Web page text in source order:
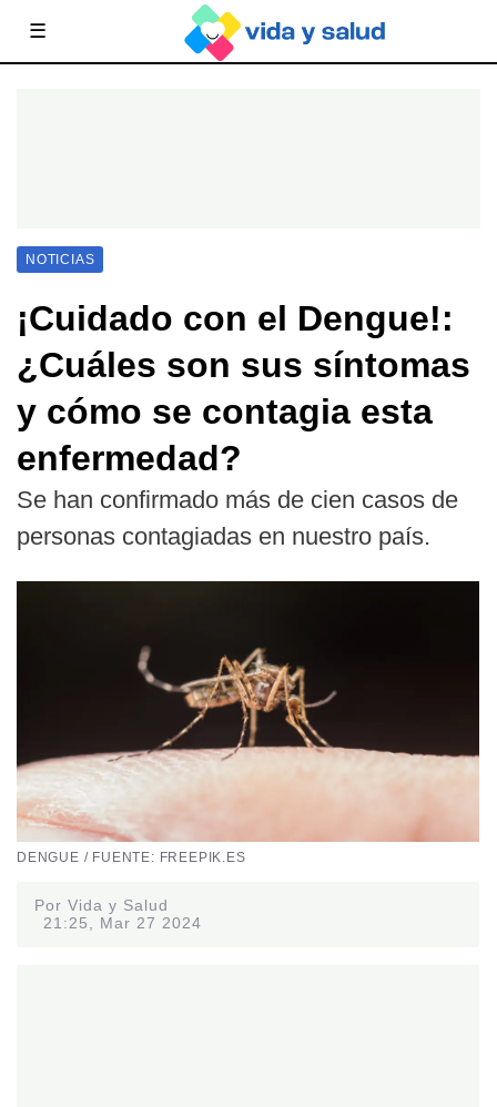
☰
NOTICIAS
¡Cuidado con el Dengue!:
¿Cuáles son sus síntomas
y cómo se contagia esta
enfermedad?
Se han confirmado más de cien casos de
personas contagiadas en nuestro país.
DENGUE / FUENTE: FREEPIK.ES
Por Vida y Salud
21:25, Mar 27 2024